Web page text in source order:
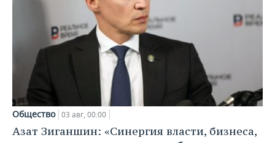
Общество 03 авг, 00:00
Азат Зиганшин: «Синергия власти, бизнеса,